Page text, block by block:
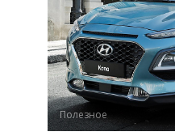
Полезное